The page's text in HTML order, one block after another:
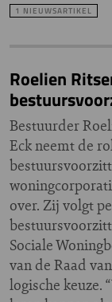
1 NIEUWSARTIKEL
Roelien
Bestuurder
Eck neemt de
over. Zij volgt
Sociale
van de Raad
logische keuze.